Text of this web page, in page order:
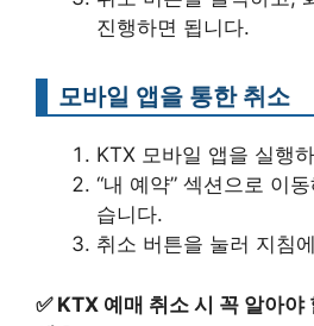
진행하면 됩니다.
모바일 앱을 통한 취소
KTX 모바일 앱을 실행
“내 예약” 섹션으로 이
습니다.
취소 버튼을 눌러 지침
✅ KTX 예매 취소 시 꼭 알아야